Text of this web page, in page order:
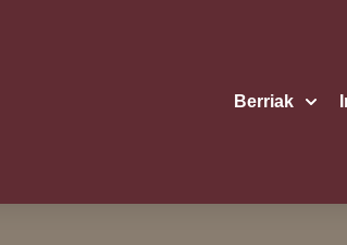
Berriak